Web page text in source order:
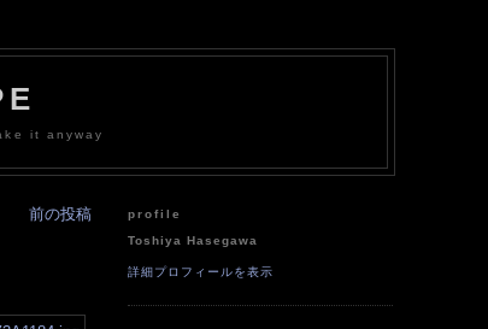
it anyway
前の投稿 profile
Toshiya Hasegawa
詳細プロフィールを表示